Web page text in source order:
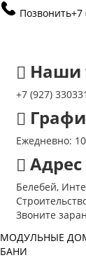
Позвонить+7
Наши
+7 (927)
Ежедневно:
Адрес
Белебей,
Звоните
МОДУЛЬНЫЕ
БАНИ